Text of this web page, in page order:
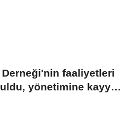
Derneği'nin faaliyetleri
yönetimine kayyım